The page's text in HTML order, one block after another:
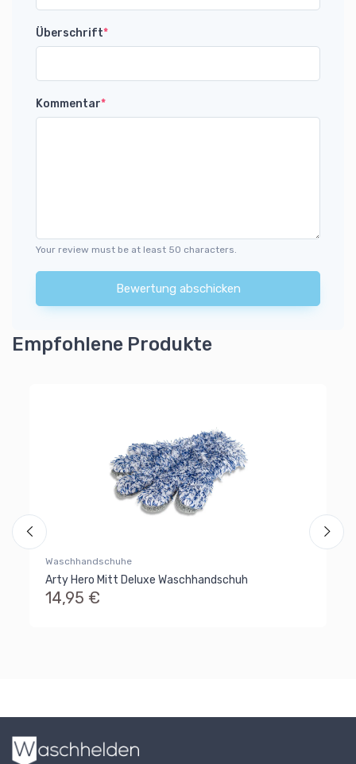
Überschrift*
Kommentar*
Your review must be at least 50 characters.
Bewertung abschicken
Empfohlene Produkte
Waschhandschuhe
Arty Hero Mitt Deluxe Waschhandschuh
14,95 €